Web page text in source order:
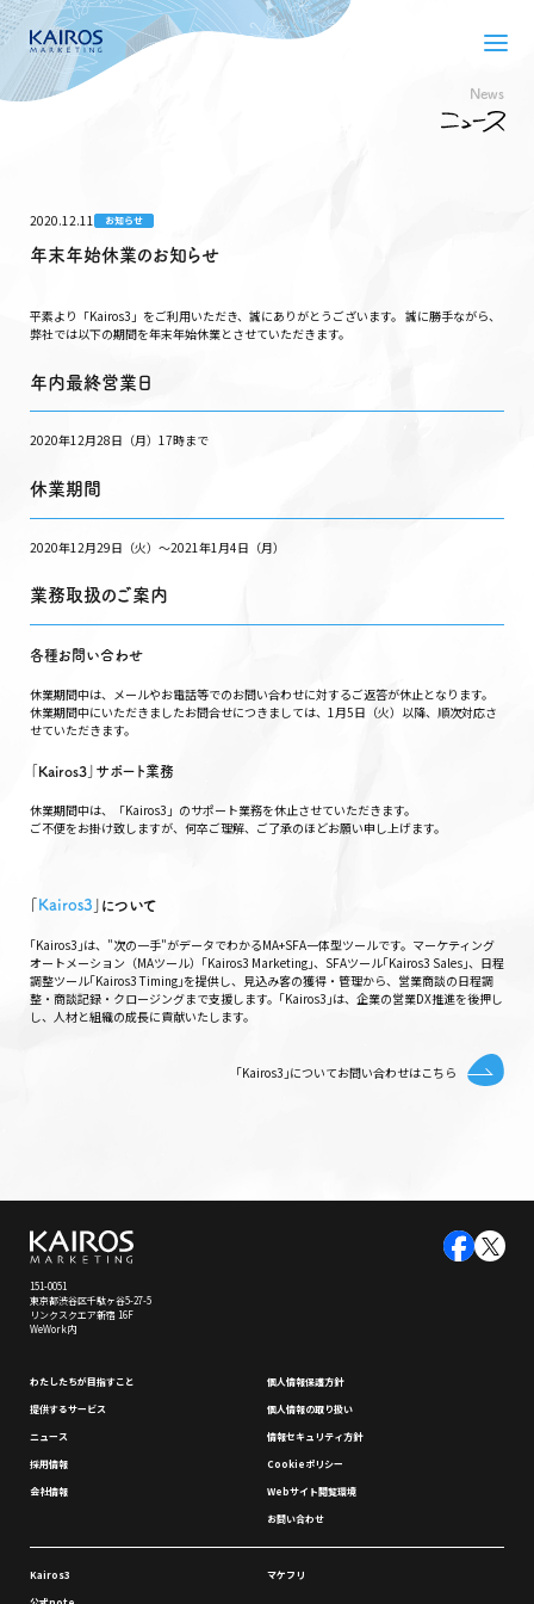
News
2020.12.11 お知らせ
年末年始休業のお知らせ
平素より「Kairos3」をご利用いただき、誠にありがとうございます。 誠に勝手ながら、
弊社では以下の期間を年末年始休業とさせていただきます。
年内最終営業日
2020年12月28日（月）17時まで
休業期間
2020年12月29日（火）〜2021年1月4日（月）
業務取扱のご案内
各種お問い合わせ
休業期間中は、メールやお電話等でのお問い合わせに対するご返答が休止となります。
休業期間中にいただきましたお問合せにつきましては、1月5日（火）以降、順次対応さ
せていただきます。
「Kairos3」サポート業務
休業期間中は、「Kairos3」のサポート業務を休止させていただきます。
ご不便をお掛け致しますが、何卒ご理解、ご了承のほどお願い申し上げます。
Kairos3 ｣について
｢Kairos3｣は、"次の一手"がデータでわかるMA+SFA一体型ツールです。マーケティング
オートメーション（MAツール）｢Kairos3 Marketing｣、SFAツール｢Kairos3 Sales｣、日程
調整ツール｢Kairos3 Timing｣を提供し、見込み客の獲得・管理から、営業商談の日程調
整・商談記録・クロージングまで支援します。｢Kairos3｣は、企業の営業DX推進を後押し
し、人材と組織の成長に貢献いたします。
｢Kairos3｣についてお問い合わせはこちら
151-0051
東京都渋谷区千駄ヶ谷5-27-5
リンクスクエア新宿 16F
WeWork内
わたしたちが⽬指すこと
提供するサービス
ニュース
採⽤情報
会社情報
個⼈情報保護⽅針
個⼈情報の取り扱い
情報セキュリティ⽅針
Cookieポリシー
Webサイト閲覧環境
お問い合わせ
Kairos3 マケフリ